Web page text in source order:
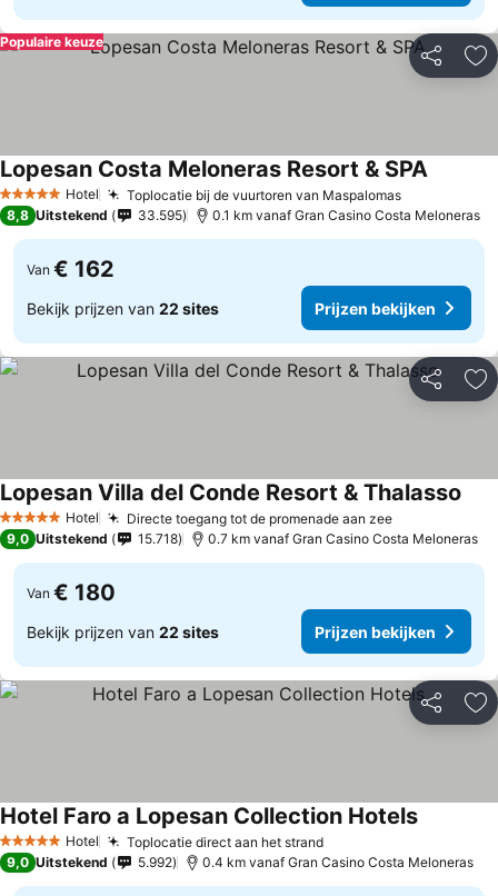
Delen
Populaire keuze
5 Sterren Hotel Toplocatie bij de vuurtoren van MaspalomasPrijzen
Lopesan Costa Meloneras Resort & SPAPrijzen
8,8 Uitstekend 33.595 0.1 km vanaf Gran Casino Costa Meloneras
Van € 162
Bekijk prijzen van 22 sites Prijzen bekijken
Delen
5 Sterren Hotel Directe toegang tot de promenade aan zeePrijzen
Lopesan Villa del Conde Resort & Thalasso
9,0 Uitstekend 15.718 0.7 km vanaf Gran Casino Costa Meloneras
Van € 180
Bekijk prijzen van 22 sites Prijzen bekijken
Delen
5 Sterren Hotel Toplocatie direct aan het strandPrijzen bekijken
Hotel Faro a Lopesan Collection HotelsPrijzen
9,0 Uitstekend 5.992 0.4 km vanaf Gran Casino Costa Meloneras